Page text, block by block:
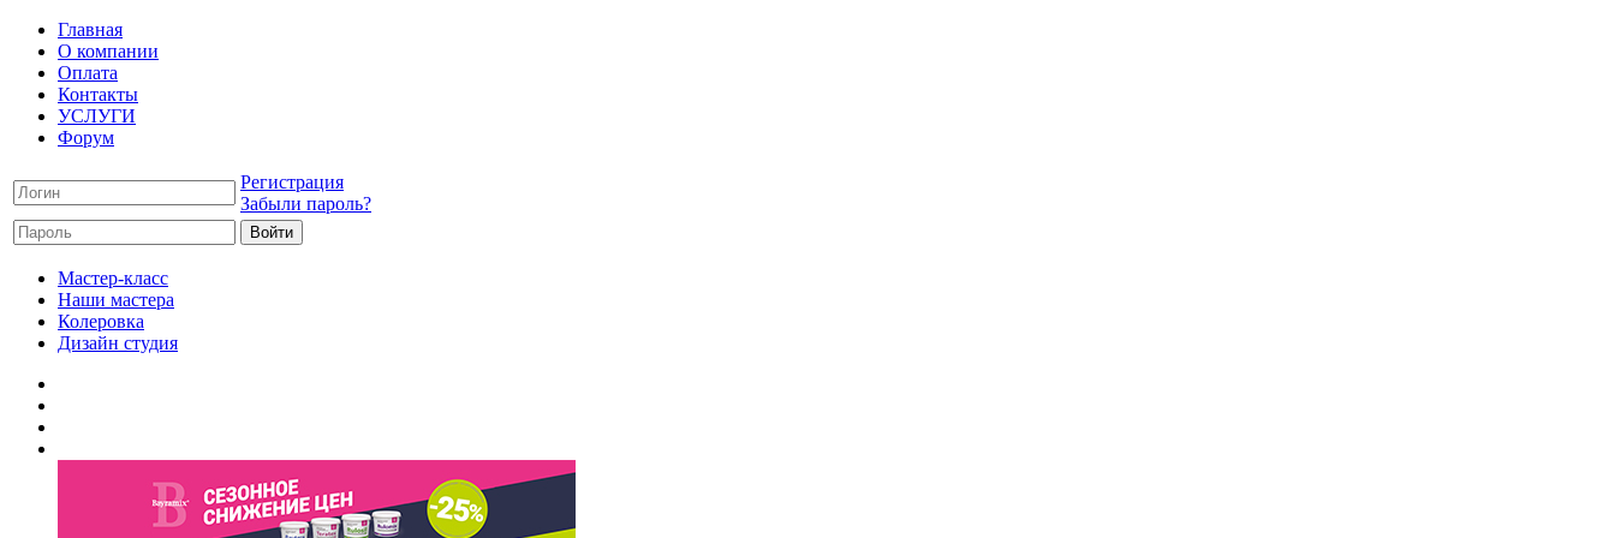
Главная
О компании
Оплата
Контакты
УСЛУГИ
Форум
Регистрация
Забыли пароль?
Мастер-класс
Наши мастера
Колеровка
Дизайн студия